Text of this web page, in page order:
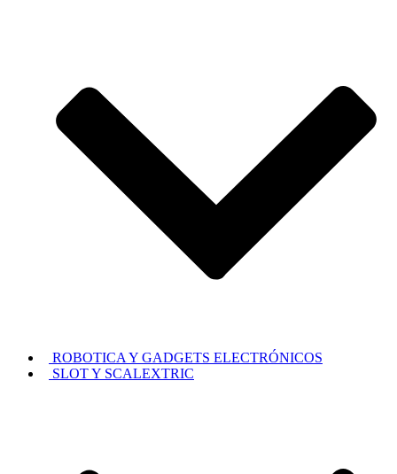
ROBOTICA Y GADGETS ELECTRÓNICOS
SLOT Y SCALEXTRIC